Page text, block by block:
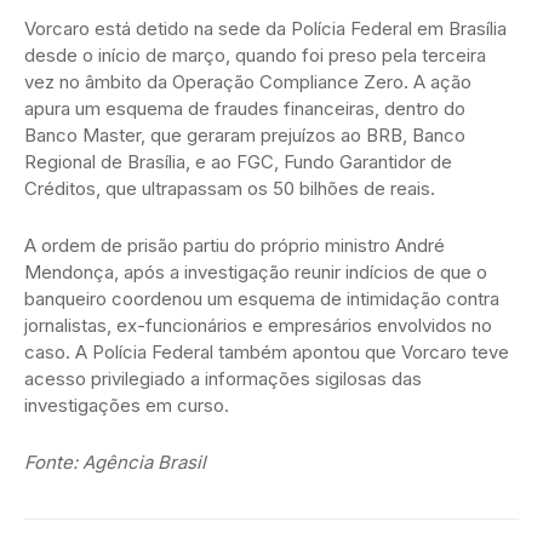
Vorcaro está detido na sede da Polícia Federal em Brasília
desde o início de março, quando foi preso pela terceira
vez no âmbito da Operação Compliance Zero. A ação
apura um esquema de fraudes financeiras, dentro do
Banco Master, que geraram prejuízos ao BRB, Banco
Regional de Brasília, e ao FGC, Fundo Garantidor de
Créditos, que ultrapassam os 50 bilhões de reais.
A ordem de prisão partiu do próprio ministro André
Mendonça, após a investigação reunir indícios de que o
banqueiro coordenou um esquema de intimidação contra
jornalistas, ex-funcionários e empresários envolvidos no
caso. A Polícia Federal também apontou que Vorcaro teve
acesso privilegiado a informações sigilosas das
investigações em curso.
Fonte: Agência Brasil